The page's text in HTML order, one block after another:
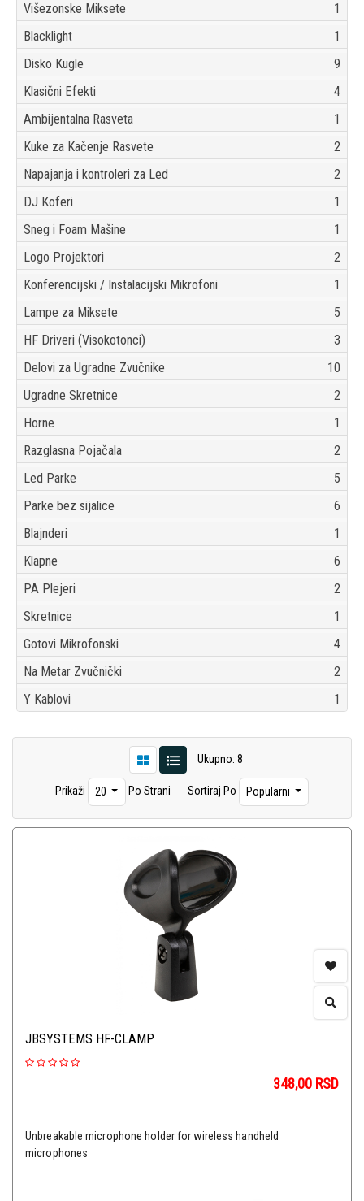
Višezonske Miksete
1
Blacklight
1
Disko Kugle
9
Klasični Efekti
4
Ambijentalna Rasveta
1
Kuke za Kačenje Rasvete
2
Napajanja i kontroleri za Led
2
DJ Koferi
1
Sneg i Foam Mašine
1
Logo Projektori
2
Konferencijski / Instalacijski Mikrofoni
1
Lampe za Miksete
5
HF Driveri (Visokotonci)
3
Delovi za Ugradne Zvučnike
10
Ugradne Skretnice
2
Horne
1
Razglasna Pojačala
2
Led Parke
5
Parke bez sijalice
6
Blajnderi
1
Klapne
6
PA Plejeri
2
Skretnice
1
Gotovi Mikrofonski
4
Na Metar Zvučnički
2
Y Kablovi
1
Ukupno: 8
Prikaži 20 Po Strani Sortiraj Po Popularni
JBSYSTEMS HF-CLAMP
348,00 RSD
Unbreakable microphone holder for wireless handheld
microphones